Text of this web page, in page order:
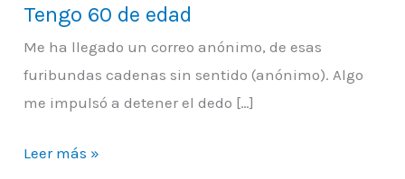
Tengo 60 de edad
Me ha llegado un correo anónimo, de esas
furibundas cadenas sin sentido (anónimo). Algo
me impulsó a detener el dedo […]
Leer más »